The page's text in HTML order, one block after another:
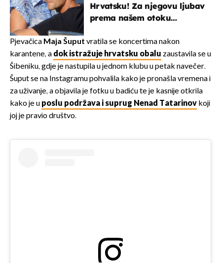
Hrvatsku! Za njegovu ljubav
prema našem otoku
Hrvat
Pjevačica Maja Šuput vratila se koncertima nakon
karantene, a dok istražuje hrvatsku obalu zaustavila se u
Šibeniku, gdje je nastupila u jednom klubu u petak navečer.
Šuput se na Instagramu pohvalila kako je pronašla vremena i
za uživanje, a objavila je fotku u badiću te je kasnije otkrila
kako je u poslu podržava i suprug Nenad Tatarinov koji
joj je pravio društvo.